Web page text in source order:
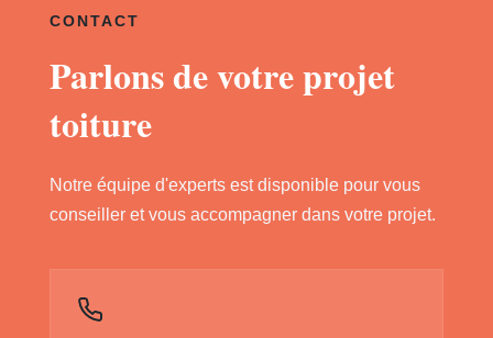
CONTACT
Parlons de votre projet
toiture
Notre équipe d'experts est disponible pour vous
conseiller et vous accompagner dans votre projet.